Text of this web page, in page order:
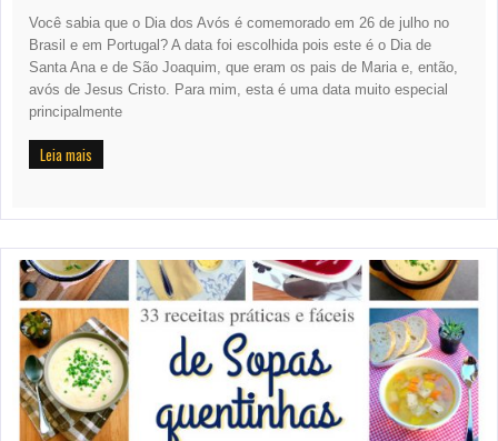
Você sabia que o Dia dos Avós é comemorado em 26 de julho no
Brasil e em Portugal? A data foi escolhida pois este é o Dia de
Santa Ana e de São Joaquim, que eram os pais de Maria e, então,
avós de Jesus Cristo. Para mim, esta é uma data muito especial
principalmente
Leia mais